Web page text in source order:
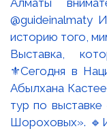
Выставка,
⚜️Сегодня в
Абылхана
тур по
Шороховых».